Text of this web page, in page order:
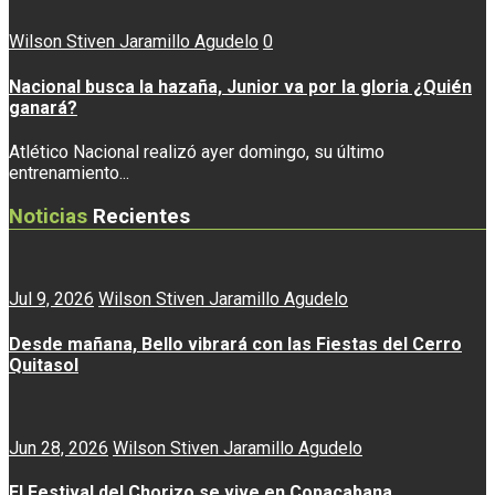
Wilson Stiven Jaramillo Agudelo 0
Nacional busca la hazaña, Junior va por la gloria ¿Quién
ganará?
Atlético Nacional realizó ayer domingo, su último
entrenamiento...
Noticias Recientes
Jul 9, 2026 Wilson Stiven Jaramillo Agudelo
Desde mañana, Bello vibrará con las Fiestas del Cerro
Quitasol
Jun 28, 2026 Wilson Stiven Jaramillo Agudelo